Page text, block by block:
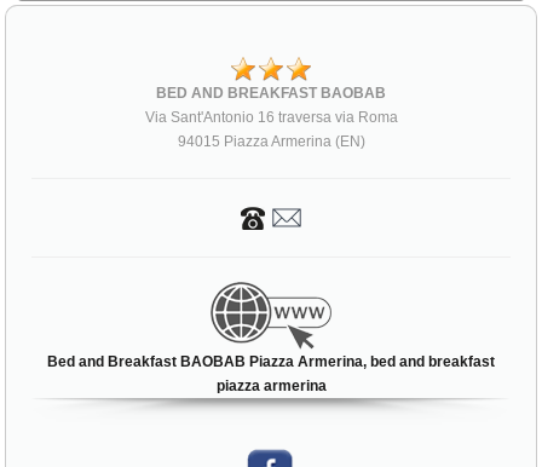
BED AND BREAKFAST BAOBAB
Via Sant'Antonio 16 traversa via Roma
94015 Piazza Armerina (EN)
Bed and Breakfast BAOBAB Piazza Armerina, bed and breakfast
piazza armerina